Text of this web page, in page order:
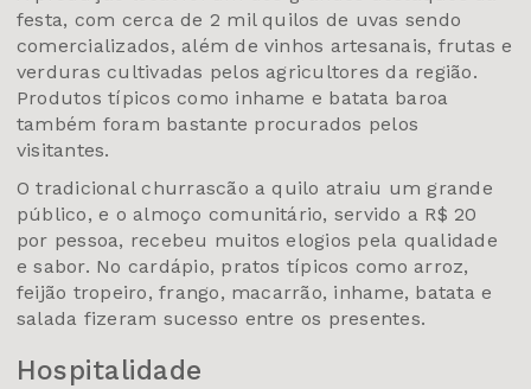
festa, com cerca de 2 mil quilos de uvas sendo
comercializados, além de vinhos artesanais, frutas e
verduras cultivadas pelos agricultores da região.
Produtos típicos como inhame e batata baroa
também foram bastante procurados pelos
visitantes.
O tradicional churrascão a quilo atraiu um grande
público, e o almoço comunitário, servido a R$ 20
por pessoa, recebeu muitos elogios pela qualidade
e sabor. No cardápio, pratos típicos como arroz,
feijão tropeiro, frango, macarrão, inhame, batata e
salada fizeram sucesso entre os presentes.
Hospitalidade